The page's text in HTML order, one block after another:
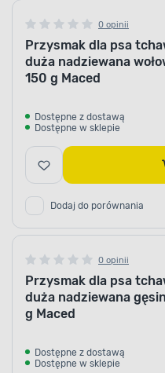
0 opinii
Przysmak dla psa
duża nadziewana
150 g Maced
Dostępne z dostawą
Dostępne w sklepie
Dodaj do porównania
0 opinii
Przysmak dla psa
duża nadziewana
g Maced
Dostępne z dostawą
Dostępne w sklepie